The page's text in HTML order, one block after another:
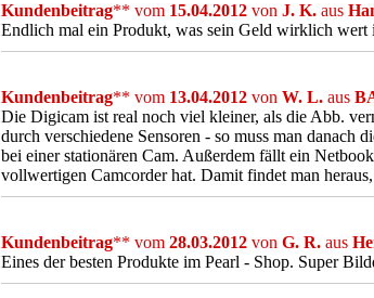
Kundenbeitrag** vom 15.04.2012 von J. K. aus
Endlich mal ein Produkt, was sein Geld wirklich wert
Kundenbeitrag** vom 13.04.2012 von W. L. aus
Die Digicam ist real noch viel kleiner, als die Abb.
durch verschiedene Sensoren - so muss man
bei einer stationären Cam. Außerdem fällt ein
vollwertigen Camcorder hat. Damit findet man
Kundenbeitrag** vom 28.03.2012 von G. R. aus
Eines der besten Produkte im Pearl - Shop. Super